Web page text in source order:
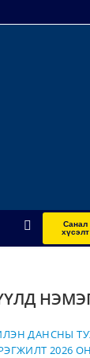
Санал
хүсэлт
ДАНСНЫ
2026